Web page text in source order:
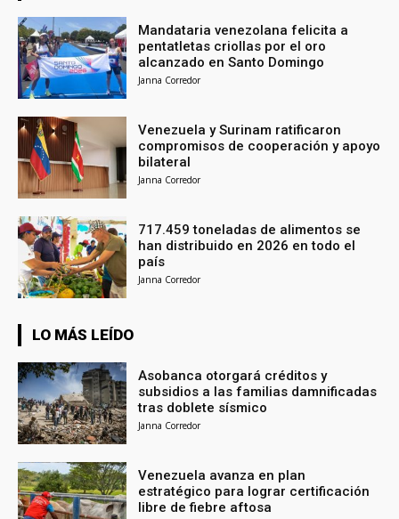
Mandataria venezolana felicita a
pentatletas criollas por el oro
alcanzado en Santo Domingo
Janna Corredor
Venezuela y Surinam ratificaron
compromisos de cooperación y apoyo
bilateral
Janna Corredor
717.459 toneladas de alimentos se
han distribuido en 2026 en todo el
país
Janna Corredor
LO MÁS LEÍDO
Asobanca otorgará créditos y
subsidios a las familias damnificadas
tras doblete sísmico
Janna Corredor
Venezuela avanza en plan
estratégico para lograr certificación
libre de fiebre aftosa